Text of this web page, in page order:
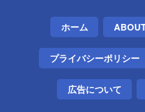
ホーム
プライバシーポリシー
広告について